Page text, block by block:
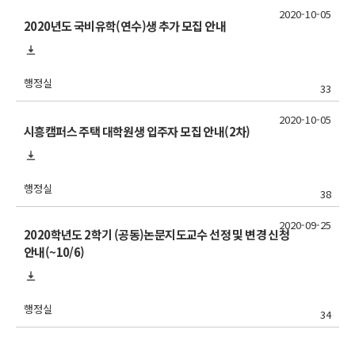
2020년도 국비유학(연수)생 추가 모집 안내
행정실 33
2020-10-05
시흥캠퍼스 주택 대학원생 입주자 모집 안내(2차)
행정실 38
2020-10-05
2020학년도 2학기 (공동)논문지도교수 선정 및 변경 신청
안내(~10/6)
행정실 34
2020-09-25